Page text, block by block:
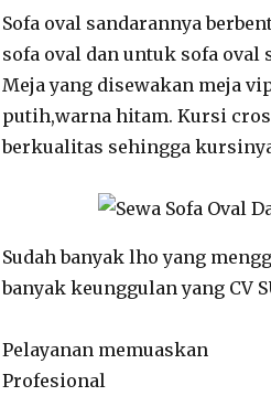
Sofa oval sandarannya
sofa oval dan untuk sofa
Meja yang disewakan meja
putih,warna hitam. Kursi
berkualitas sehingga
Sudah banyak lho yang
banyak keunggulan yang CV
Pelayanan memuaskan
Profesional